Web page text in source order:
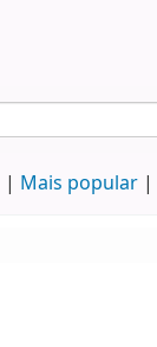
Mais popular